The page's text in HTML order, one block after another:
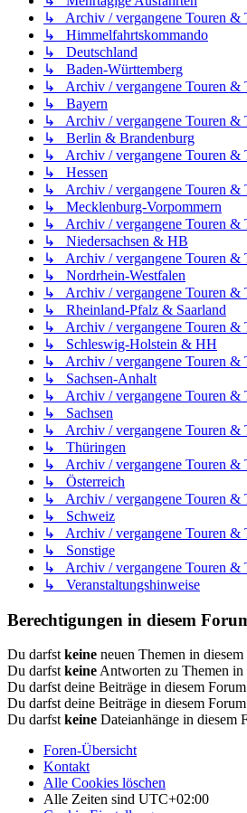
↳ Archiv / vergangene Touren &
↳ Himmelfahrtskommando
↳ Deutschland
↳ Baden-Württemberg
↳ Archiv / vergangene Touren &
↳ Bayern
↳ Archiv / vergangene Touren &
↳ Berlin & Brandenburg
↳ Archiv / vergangene Touren &
↳ Hessen
↳ Archiv / vergangene Touren &
↳ Mecklenburg-Vorpommern
↳ Archiv / vergangene Touren &
↳ Niedersachsen & HB
↳ Archiv / vergangene Touren &
↳ Nordrhein-Westfalen
↳ Archiv / vergangene Touren &
↳ Rheinland-Pfalz & Saarland
↳ Archiv / vergangene Touren &
↳ Schleswig-Holstein & HH
↳ Archiv / vergangene Touren &
↳ Sachsen-Anhalt
↳ Archiv / vergangene Touren &
↳ Sachsen
↳ Archiv / vergangene Touren &
↳ Thüringen
↳ Archiv / vergangene Touren &
↳ Österreich
↳ Archiv / vergangene Touren &
↳ Schweiz
↳ Archiv / vergangene Touren &
↳ Sonstige
↳ Archiv / vergangene Touren &
↳ Veranstaltungshinweise
Berechtigungen in diesem
Du darfst keine neuen Themen in
Du darfst keine Antworten zu Themen in
Du darfst deine Beiträge in diesem Forum
Du darfst deine Beiträge in diesem Forum
Du darfst keine Dateianhänge in diesem
Foren-Übersicht
Kontakt
Alle Cookies löschen
Alle Zeiten sind UTC+02:00